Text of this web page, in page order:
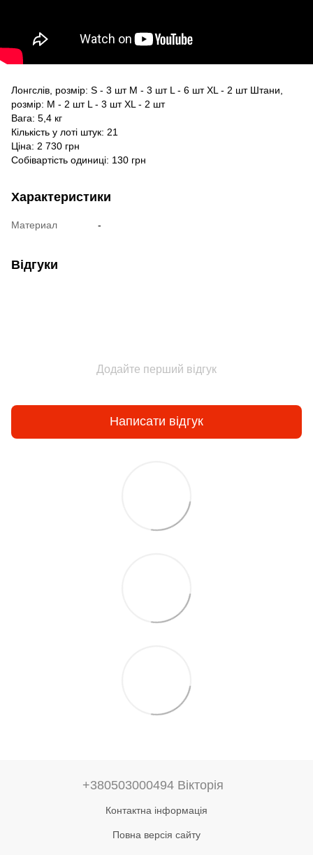
Лонгслів, розмір: S - 3 шт M - 3 шт L - 6 шт XL - 2 шт Штани,
розмір: M - 2 шт L - 3 шт XL - 2 шт
Вага: 5,4 кг
Кількість у лоті штук: 21
Ціна: 2 730 грн
Собівартість одиниці: 130 грн
Характеристики
Материал -
Відгуки
Додайте перший відгук
Написати відгук
+380503000494 Вікторія
Контактна інформація
Повна версія сайту